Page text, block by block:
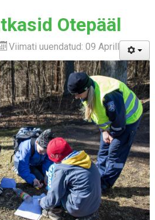
Otepääl
Viimati uuendatud: 09 Aprill